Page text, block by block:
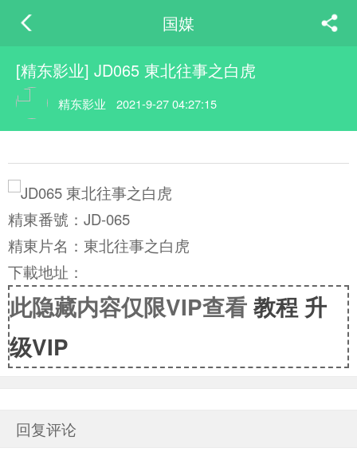
国媒
[精东影业] JD065 東北往事之白虎
精东影业 2021-9-27 04:27:15
精東番號：JD-065
精東片名：東北往事之白虎
下載地址：
此隐藏内容仅限VIP查看 教程 升
级VIP
回复评论